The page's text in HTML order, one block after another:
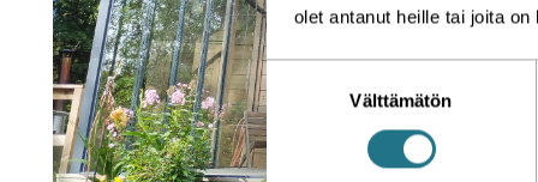
olet antanut heille tai joita
S
u
o
s
Välttämätön